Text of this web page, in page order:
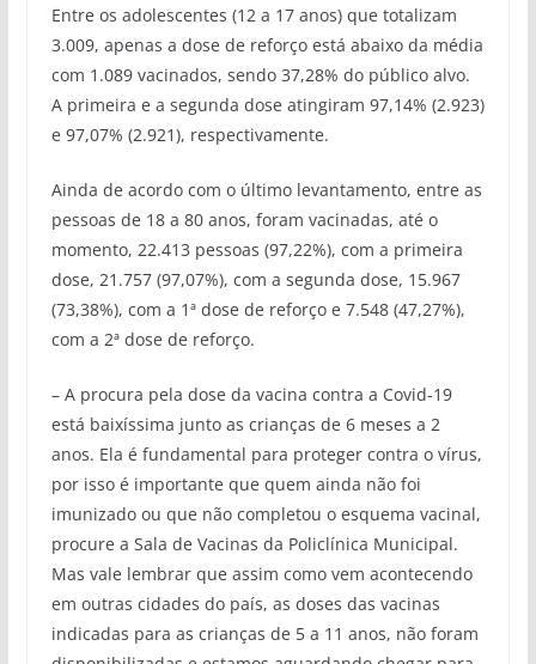
Entre os adolescentes (12 a 17 anos) que totalizam
3.009, apenas a dose de reforço está abaixo da média
com 1.089 vacinados, sendo 37,28% do público alvo.
A primeira e a segunda dose atingiram 97,14% (2.923)
e 97,07% (2.921), respectivamente.
Ainda de acordo com o último levantamento, entre as
pessoas de 18 a 80 anos, foram vacinadas, até o
momento, 22.413 pessoas (97,22%), com a primeira
dose, 21.757 (97,07%), com a segunda dose, 15.967
(73,38%), com a 1ª dose de reforço e 7.548 (47,27%),
com a 2ª dose de reforço.
– A procura pela dose da vacina contra a Covid-19
está baixíssima junto as crianças de 6 meses a 2
anos. Ela é fundamental para proteger contra o vírus,
por isso é importante que quem ainda não foi
imunizado ou que não completou o esquema vacinal,
procure a Sala de Vacinas da Policlínica Municipal.
Mas vale lembrar que assim como vem acontecendo
em outras cidades do país, as doses das vacinas
indicadas para as crianças de 5 a 11 anos, não foram